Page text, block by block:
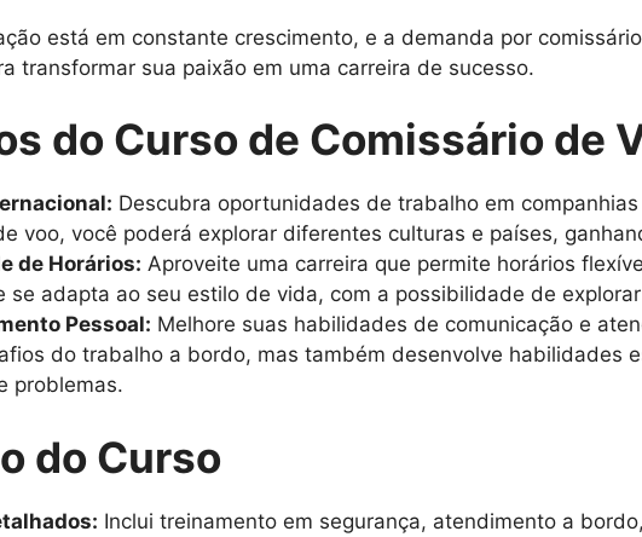
está em constante crescimento, e a demanda por
transformar sua paixão em uma carreira de sucesso.
do Curso de Comissário de
Descubra oportunidades de trabalho em
voo, você poderá explorar diferentes culturas e países,
de Horários: Aproveite uma carreira que permite horários
se adapta ao seu estilo de vida, com a possibilidade de
Pessoal: Melhore suas habilidades de comunicação e
do trabalho a bordo, mas também desenvolve habilidades
problemas.
do Curso
Inclui treinamento em segurança, atendimento a